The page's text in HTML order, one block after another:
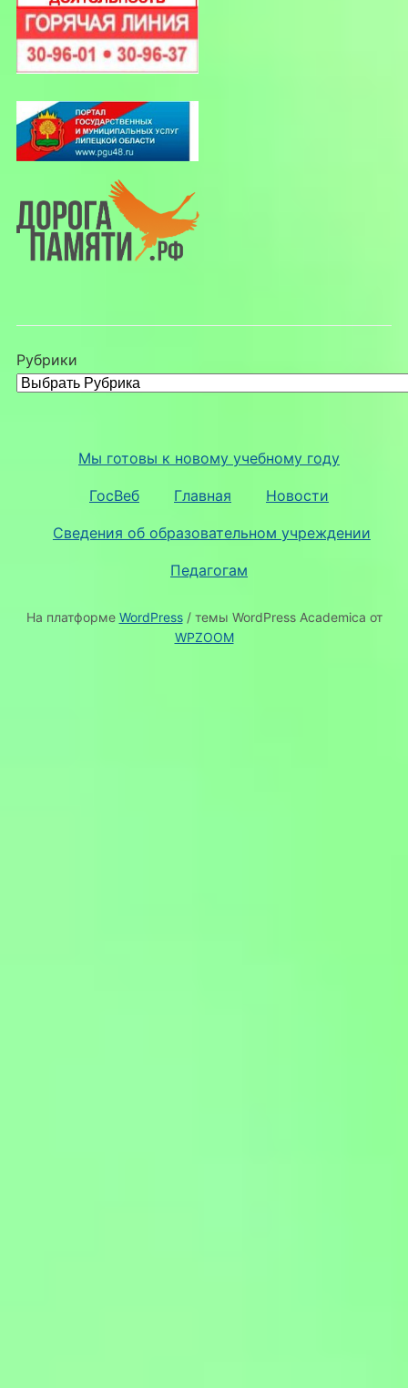
Рубрики
Мы готовы к новому учебному году
ГосВеб Главная Новости
Сведения об образовательном учреждении
Педагогам
На платформе WordPress/ темы WordPress Academica от
WPZOOM